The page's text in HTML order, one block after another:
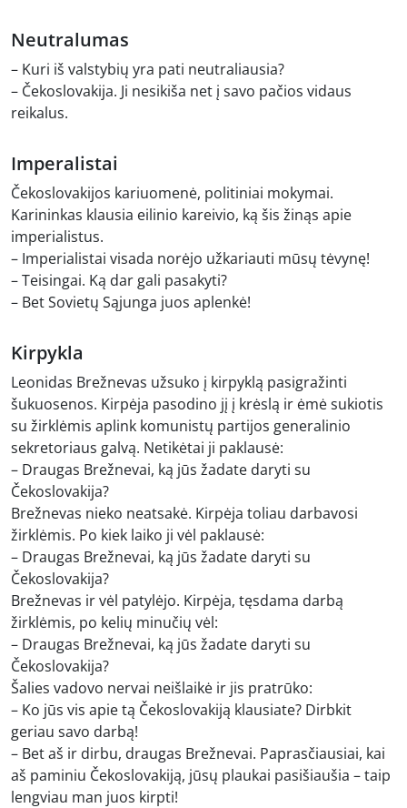
Neutralumas
– Kuri iš valstybių yra pati neutraliausia?
– Čekoslovakija. Ji nesikiša net į savo pačios vidaus
reikalus.
Imperalistai
Čekoslovakijos kariuomenė, politiniai mokymai.
Karininkas klausia eilinio kareivio, ką šis žinąs apie
imperialistus.
– Imperialistai visada norėjo užkariauti mūsų tėvynę!
– Teisingai. Ką dar gali pasakyti?
– Bet Sovietų Sąjunga juos aplenkė!
Kirpykla
Leonidas Brežnevas užsuko į kirpyklą pasigražinti
šukuosenos. Kirpėja pasodino jį į krėslą ir ėmė sukiotis
su žirklėmis aplink komunistų partijos generalinio
sekretoriaus galvą. Netikėtai ji paklausė:
– Draugas Brežnevai, ką jūs žadate daryti su
Čekoslovakija?
Brežnevas nieko neatsakė. Kirpėja toliau darbavosi
žirklėmis. Po kiek laiko ji vėl paklausė:
– Draugas Brežnevai, ką jūs žadate daryti su
Čekoslovakija?
Brežnevas ir vėl patylėjo. Kirpėja, tęsdama darbą
žirklėmis, po kelių minučių vėl:
– Draugas Brežnevai, ką jūs žadate daryti su
Čekoslovakija?
Šalies vadovo nervai neišlaikė ir jis pratrūko:
– Ko jūs vis apie tą Čekoslovakiją klausiate? Dirbkit
geriau savo darbą!
– Bet aš ir dirbu, draugas Brežnevai. Paprasčiausiai, kai
aš paminiu Čekoslovakiją, jūsų plaukai pasišiaušia – taip
lengviau man juos kirpti!